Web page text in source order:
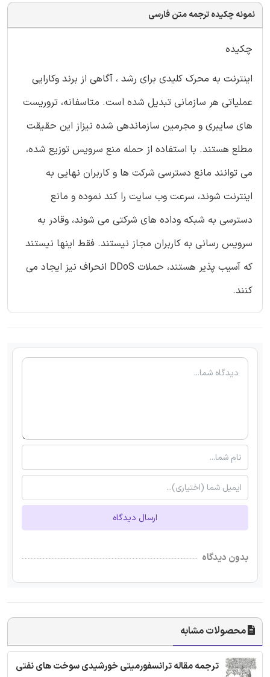
نمونه چکیده ترجمه متن فارسی
چکیده
اینترنت به محرک کلیدی برای رشد ، آگاهی از برند وکارایی
عملیاتی هر سازمانی تبدیل شده است. متاسفانه، تروریست
های سایبری و مجرمین سازماندهی شده نیزاز این حقیقت
مطلع هستند. با استفاده از حمله منع سرویس توزیع شده،
می توانند مانع دسترسی شرکت ها و کاربران نهایی به
اینترنت شوند، سرعت وب سایت را کند نموده و مانع
دسترسی به شبکه وداده های شرکتی می شوند، وقادر به
سرویس رسانی به کاربران مجاز نیستند. فقط اینها نیستند
که آسیب پذیر هستند، حملات DDoS انحراف نیز ایجاد می
کنند.
ارسال دیدگاه
بدون دیدگاه
محصولات مشابه
ترجمه مقاله ترانسفورمیتی خورشیدی سوخت های نفتی